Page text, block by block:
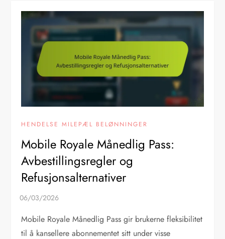
HENDELSE MILEPÆL BELØNNINGER
Mobile Royale Månedlig Pass:
Avbestillingsregler og
Refusjonsalternativer
Mobile Royale Månedlig Pass gir brukerne fleksibilitet
til å kansellere abonnementet sitt under visse